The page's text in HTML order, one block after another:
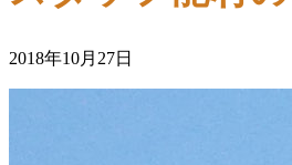
2018年10月27日